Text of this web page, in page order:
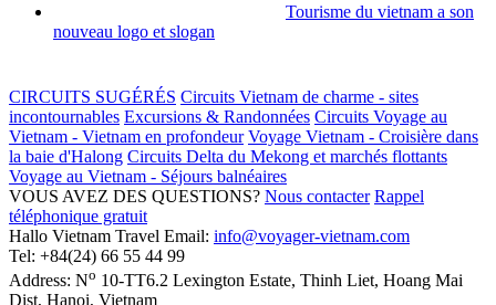
Tourisme du vietnam a son
nouveau logo et slogan
CIRCUITS SUGÉRÉS Circuits Vietnam de charme - sites
incontournables Excursions & Randonnées Circuits Voyage au
Vietnam - Vietnam en profondeur Voyage Vietnam - Croisière dans
la baie d'Halong Circuits Delta du Mekong et marchés flottants
Voyage au Vietnam - Séjours balnéaires
VOUS AVEZ DES QUESTIONS? Nous contacter Rappel
téléphonique gratuit
Hallo Vietnam Travel Email: info@voyager-vietnam.com
Tel: +84(24) 66 55 44 99
Address: No 10-TT6.2 Lexington Estate, Thinh Liet, Hoang Mai
Dist, Hanoi, Vietnam